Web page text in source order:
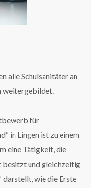
alle Schulsanitäter an
weitergebildet.
für
in Lingen ist zu einem
eine Tätigkeit, die
besitzt und gleichzeitig
darstellt, wie die Erste